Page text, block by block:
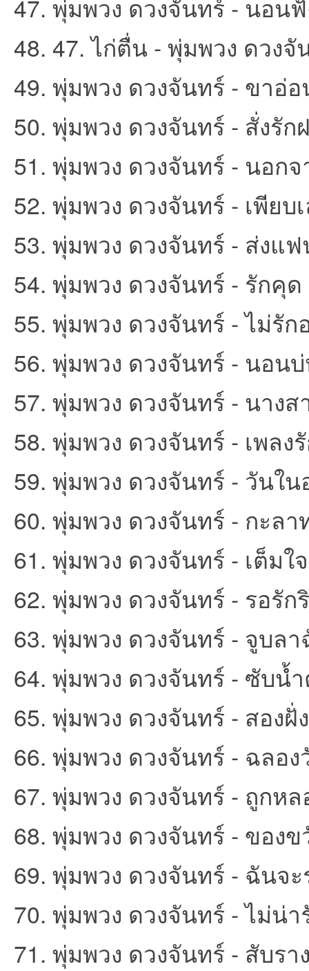
47. พุ่มพวง ดวงจันทร์ - นอนฟั
48. 47. ไก่ตื่น - พุ่มพวง ดวงจั
49. พุ่มพวง ดวงจันทร์ - ขาอ่
50. พุ่มพวง ดวงจันทร์ - สั่งรัก
51. พุ่มพวง ดวงจันทร์ - นอกจ
52. พุ่มพวง ดวงจันทร์ - เพียบ
53. พุ่มพวง ดวงจันทร์ - ส่งแ
54. พุ่มพวง ดวงจันทร์ - รักคุด
55. พุ่มพวง ดวงจันทร์ - ไม่รัก
56. พุ่มพวง ดวงจันทร์ - นอน
57. พุ่มพวง ดวงจันทร์ - นางส
58. พุ่มพวง ดวงจันทร์ - เพลง
59. พุ่มพวง ดวงจันทร์ - วันใ
60. พุ่มพวง ดวงจันทร์ - กะลา
61. พุ่มพวง ดวงจันทร์ - เต็มใ
62. พุ่มพวง ดวงจันทร์ - รอรัก
63. พุ่มพวง ดวงจันทร์ - จูบล
64. พุ่มพวง ดวงจันทร์ - ซับน้
65. พุ่มพวง ดวงจันทร์ - สองฝั่
66. พุ่มพวง ดวงจันทร์ - ฉลอง
67. พุ่มพวง ดวงจันทร์ - ถูกห
68. พุ่มพวง ดวงจันทร์ - ของ
69. พุ่มพวง ดวงจันทร์ - ฉันจะ
70. พุ่มพวง ดวงจันทร์ - ไม่น่า
71. พุ่มพวง ดวงจันทร์ - สับรา